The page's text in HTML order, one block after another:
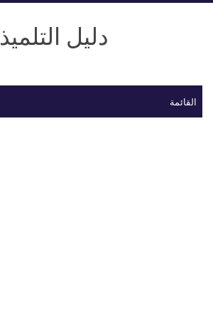
دليل التلميذ
القائمة